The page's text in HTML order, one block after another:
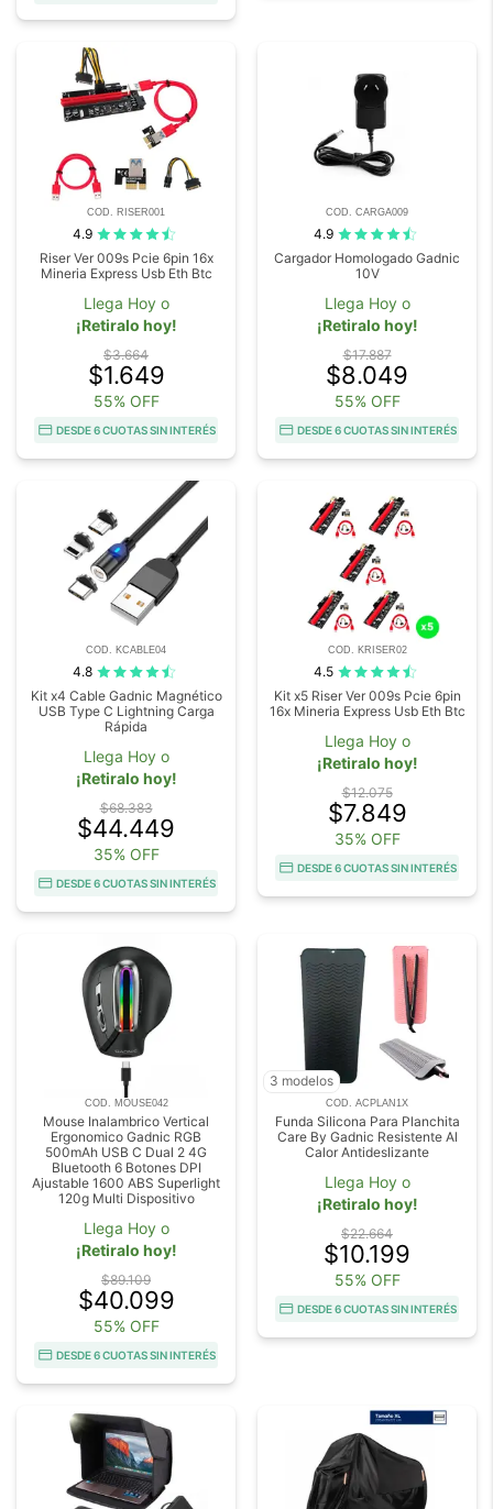
COD. RISER001
4.9
Riser Ver 009s Pcie 6pin 16x
Mineria Express Usb Eth Btc
Llega Hoy o
¡Retiralo hoy!
$3.664
$1.649
55% OFF
DESDE 6 CUOTAS SIN INTERÉS
COD. CARGA009
4.9
Cargador Homologado Gadnic
10V
Llega Hoy o
¡Retiralo hoy!
$17.887
$8.049
55% OFF
DESDE 6 CUOTAS SIN INTERÉS
COD. KCABLE04
4.8
Kit x4 Cable Gadnic Magnético
USB Type C Lightning Carga
Rápida
Llega Hoy o
¡Retiralo hoy!
$68.383
$44.449
35% OFF
DESDE 6 CUOTAS SIN INTERÉS
COD. KRISER02
4.5
Kit x5 Riser Ver 009s Pcie 6pin
16x Mineria Express Usb Eth Btc
Llega Hoy o
¡Retiralo hoy!
$12.075
$7.849
35% OFF
DESDE 6 CUOTAS SIN INTERÉS
COD. MOUSE042
Mouse Inalambrico Vertical
Ergonomico Gadnic RGB
500mAh USB C Dual 2 4G
Bluetooth 6 Botones DPI
Ajustable 1600 ABS Superlight
120g Multi Dispositivo
Llega Hoy o
¡Retiralo hoy!
$89.109
$40.099
55% OFF
DESDE 6 CUOTAS SIN INTERÉS
3 modelos
COD. ACPLAN1X
Funda Silicona Para Planchita
Care By Gadnic Resistente Al
Calor Antideslizante
Llega Hoy o
¡Retiralo hoy!
$22.664
$10.199
55% OFF
DESDE 6 CUOTAS SIN INTERÉS